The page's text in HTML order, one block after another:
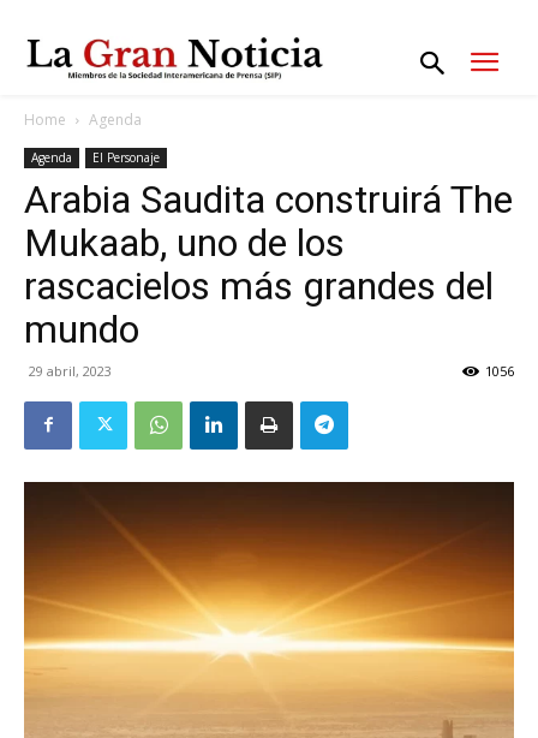
Home Agenda
Agenda El Personaje
Arabia Saudita construirá The
Mukaab, uno de los
rascacielos más grandes del
mundo
29 abril, 2023 1056